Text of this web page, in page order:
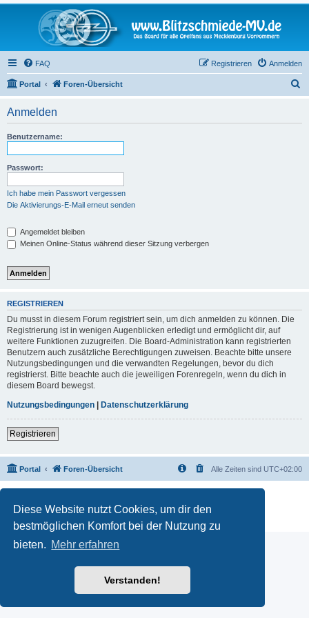
Diese Website nutzt Cookies, um dir den
bestmöglichen Komfort bei der Nutzung zu
bieten. Mehr erfahren
Verstanden!
FAQ Anmelden
Registrieren
Portal Foren-Übersicht
Anmelden
Benutzername:
Passwort:
Ich habe mein Passwort vergessen
Die Aktivierungs-E-Mail erneut senden
Angemeldet bleiben
Meinen Online-Status während dieser Sitzung verbergen
REGISTRIEREN
Du musst in diesem Forum registriert sein, um dich anmelden zu können. Die
Registrierung ist in wenigen Augenblicken erledigt und ermöglicht dir, auf
weitere Funktionen zuzugreifen. Die Board-Administration kann registrierten
Benutzern auch zusätzliche Berechtigungen zuweisen. Beachte bitte unsere
Nutzungsbedingungen und die verwandten Regelungen, bevor du dich
registrierst. Bitte beachte auch die jeweiligen Forenregeln, wenn du dich in
diesem Board bewegst.
Nutzungsbedingungen
Datenschutzerklärung
Registrieren
Portal Foren-Übersicht Alle Zeiten sind UTC+02:00
Deutsche Übersetzung durchphpBB.de